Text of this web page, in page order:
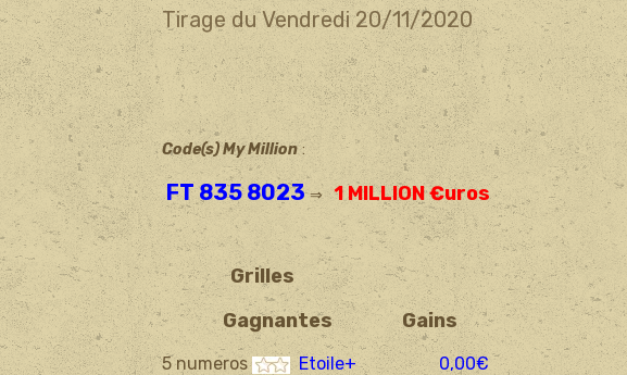
Tirage du Vendredi 20/11/2020
Code(s) My Million :
FT 835 8023⇒ 1 MILLION €uros
Grilles
Gagnantes Gains
5 numeros Etoile+ 0,00€